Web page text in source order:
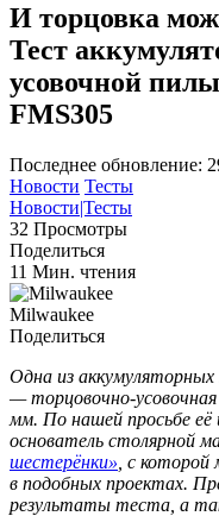
И торцовка
Тест
усовочной
FMS305
Последнее обновление:
Новости Тесты
Новости|Тесты
32 Просмотры
Поделиться
11 Мин. чтения
Milwaukee
Поделиться
Одна из аккумуляторных
— торцовочно-
мм. По нашей просьбе
основатель столярной
шестерёнки» , с
в подобных проектах.
результаты теста, а